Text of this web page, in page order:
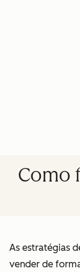
Como
As estratégias
vender de